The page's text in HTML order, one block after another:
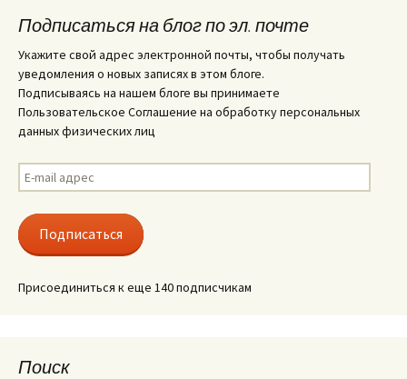
Подписаться на блог по эл. почте
Укажите свой адрес электронной почты, чтобы получать
уведомления о новых записях в этом блоге.
Подписываясь на нашем блоге вы принимаете
Пользовательское Соглашение на обработку персональных
данных физических лиц
E-
mail
Подписаться
Присоединиться к еще 140 подписчикам
Поиск